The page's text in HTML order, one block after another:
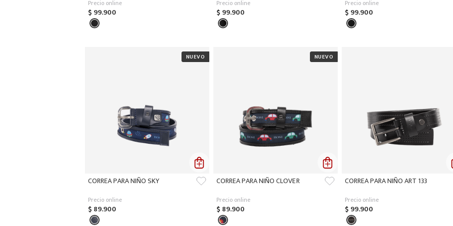
Precio online
$ 99.900
Precio online
$ 99.900
Precio online
$ 99.900
CORREA PARA NIÑO SKY
Precio online
$ 89.900
CORREA PARA NIÑO CLOVER
Precio online
$ 89.900
CORREA PARA NIÑO ART 133
Precio online
$ 99.900